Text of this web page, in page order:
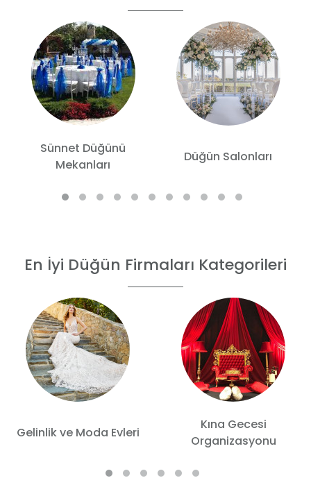
Sünnet Düğünü
Mekanları
Düğün Salonları
En İyi Düğün Firmaları Kategorileri
Gelinlik ve Moda Evleri
Kına Gecesi
Organizasyonu